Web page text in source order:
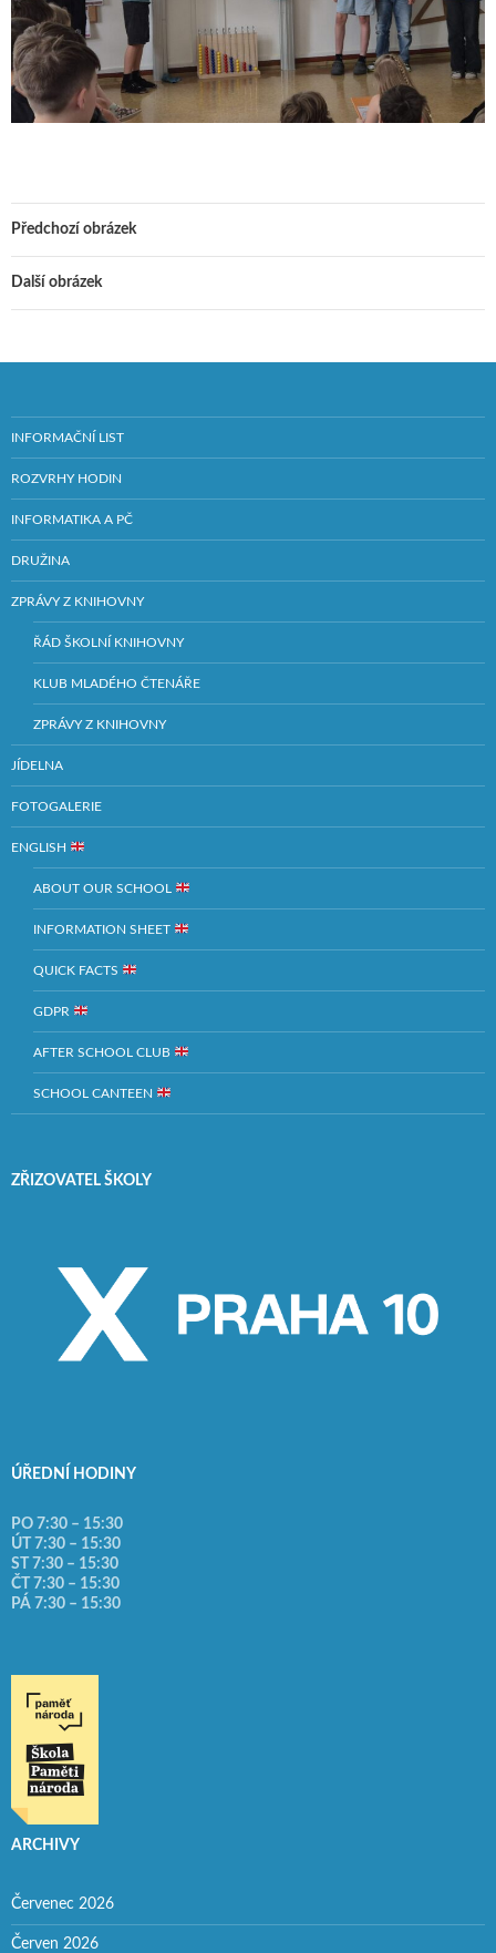
Předchozí obrázek
Další obrázek
INFORMAČNÍ LIST
ROZVRHY HODIN
INFORMATIKA A PČ
DRUŽINA
ZPRÁVY Z KNIHOVNY
ŘÁD ŠKOLNÍ KNIHOVNY
KLUB MLADÉHO ČTENÁŘE
ZPRÁVY Z KNIHOVNY
JÍDELNA
FOTOGALERIE
ENGLISH
ABOUT OUR SCHOOL
INFORMATION SHEET
QUICK FACTS
GDPR
AFTER SCHOOL CLUB
SCHOOL CANTEEN
ZŘIZOVATEL ŠKOLY
ÚŘEDNÍ HODINY
PO 7:30 – 15:30
ÚT 7:30 – 15:30
ST 7:30 – 15:30
ČT 7:30 – 15:30
PÁ 7:30 – 15:30
ARCHIVY
Červenec 2026
Červen 2026